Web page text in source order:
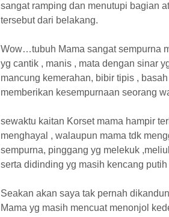
sangat ramping dan menutupi bagian
tersebut dari belakang.
Wow…tubuh Mama sangat sempurna
yg cantik , manis , mata dengan sinar
mancung kemerahan, bibir tipis ,
memberikan kesempurnaan seorang
sewaktu kaitan Korset mama hampir
menghayal , walaupun mama tdk
sempurna, pinggang yg melekuk
serta didinding yg masih kencang
Seakan akan saya tak pernah
Mama yg masih mencuat menonjol